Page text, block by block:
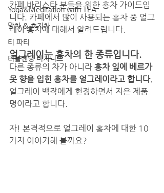
Yoga&Meditation with TEA
말차 & 호지차
티 파티
티블렌딩 비지니스
카페 바리스타 분들을 위한 홍차 가이드입
니다. 카페에서 많이 사용되는 홍차 중 얼그
레이 홍차에 대해서 알려드립니다.
얼그레이는 홍차의 한 종류입니다.
다른 종류의 차가 아니라 홍차 잎에 베르가
못 향을 입힌 홍차를 얼그레이라고 합니다.
얼그레이 백작에게 헌정하면서 지은 제품
명이라고 합니다.
자! 본격적으로 얼그레이 홍차에 대한 10
가지 이야기해 볼까요?